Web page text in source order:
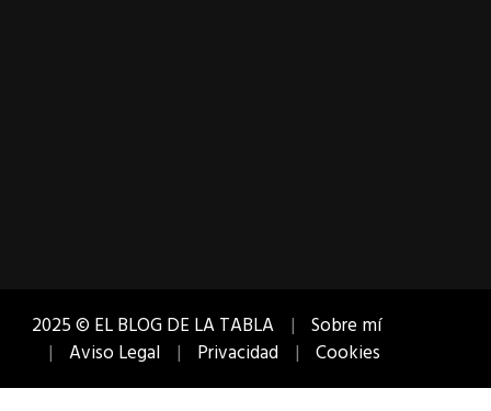
2025 © EL BLOG DE LA TABLA
Sobre mí
Aviso Legal
Privacidad Cookies